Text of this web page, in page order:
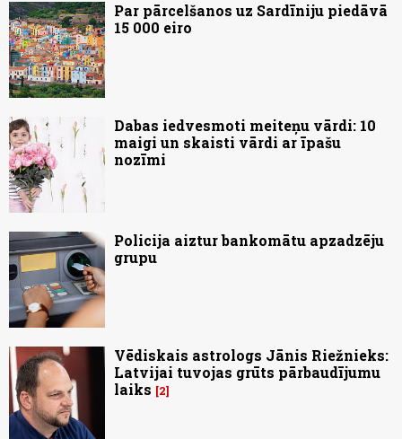
Par pārcelšanos uz Sardīniju piedāvā
15 000 eiro
Dabas iedvesmoti meiteņu vārdi: 10
maigi un skaisti vārdi ar īpašu
nozīmi
Policija aiztur bankomātu apzadzēju
grupu
Vēdiskais astrologs Jānis Riežnieks:
Latvijai tuvojas grūts pārbaudījumu
laiks
2